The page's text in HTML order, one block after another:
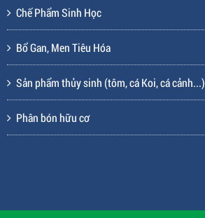
Chế Phẩm Sinh Học
Bổ Gan, Men Tiêu Hóa
Sản phẩm thủy sinh (tôm, cá Koi, cá cảnh...)
Phân bón hữu cơ